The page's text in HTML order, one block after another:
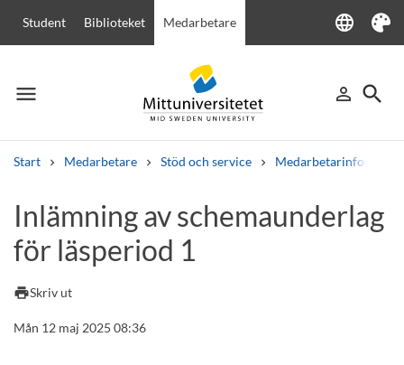
Student Biblioteket Medarbetare language
Language
Tema
menu
Meny person_outline
Logga in
search
Sök
Start Medarbetare Stöd och service Medarbetarinfo
Andra söktjänster
Kurser och programKursplaner
Lediga jobb
Inlämning av schemaunderlag
för läsperiod 1
printSkriv ut
Mån 12 maj 2025 08:36